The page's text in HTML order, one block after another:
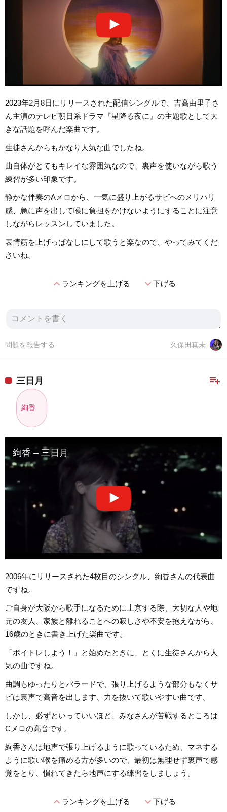
2023年2月8日にリリースされた配信シングルで、吉高由里子さ
ん主演のテレビ朝日系ドラマ『星降る夜に』の主題歌として大
きな話題を呼んだ楽曲です。
生徒さんからもかなり人気な曲でしたね。
曲自体がとてもキレイな雰囲気なので、裏声を使いながら歌う
練習が多い印象です。
静かな伴奏のAメロから、一気に盛り上がるサビへのメリハリ
感、急に声を出して喉に負担をかけないようにすることに注意
しながらレッスンしていました。
表情筋を上げっぱなしにして歌うと楽なので、やってみてくだ
さいね。
expand_lessランキングを上げる expand_more下げる
久保田真未
問題を報告する
playlist_add
三日月
絢香
絢香 – 三日月
2006年にリリースされた4枚目のシングル、絢香さんの代表曲
ですね。
ご自身が大阪から歌手になるために上京する際、大切な人や地
元の友人、家族と離れることへの寂しさや不安を抱えながら、
16歳のときに書き上げた楽曲です。
「ボイトレしよう！」と始めたときに、とくに生徒さんから人
気の曲ですね。
曲調もゆったりとバラードで、張り上げるような部分もなくサ
ビは裏声で高音を出します、力を抜いて歌いやすい曲です。
しかし、必ずといっていいほど、みなさんが苦戦するところは
Cメロの高音です。
絢香さんは地声で張り上げるように歌っているため、マネする
ように歌い喉を痛める方が多いので、最初は無理せず裏声で感
覚をとり、慣れてきたら地声にする練習をしましょう。
expand_lessランキングを上げる expand_more下げる